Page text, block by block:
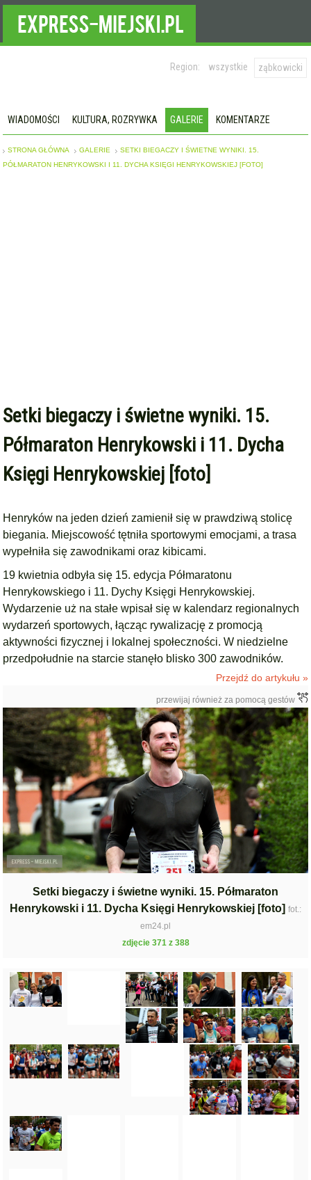
Region: wszystkie ząbkowicki
WIADOMOŚCI KULTURA, ROZRYWKA GALERIE KOMENTARZE
STRONA GŁÓWNA GALERIE
SETKI BIEGACZY I ŚWIETNE WYNIKI. 15.
PÓŁMARATON HENRYKOWSKI I 11. DYCHA KSIĘGI HENRYKOWSKIEJ [FOTO]
Setki biegaczy i świetne wyniki. 15.
Półmaraton Henrykowski i 11. Dycha
Księgi Henrykowskiej [foto]
Henryków na jeden dzień zamienił się w prawdziwą stolicę
biegania. Miejscowość tętniła sportowymi emocjami, a trasa
wypełniła się zawodnikami oraz kibicami.
19 kwietnia odbyła się 15. edycja Półmaratonu
Henrykowskiego i 11. Dychy Księgi Henrykowskiej.
Wydarzenie uż na stałe wpisał się w kalendarz regionalnych
wydarzeń sportowych, łącząc rywalizację z promocją
aktywności fizycznej i lokalnej społeczności. W niedzielne
przedpołudnie na starcie stanęło blisko 300 zawodników.
Przejdź do artykułu »
przewijaj również za pomocą gestów
Setki biegaczy i świetne wyniki. 15. Półmaraton
Henrykowski i 11. Dycha Księgi Henrykowskiej [foto] fot.:
em24.pl
zdjęcie 371 z 388